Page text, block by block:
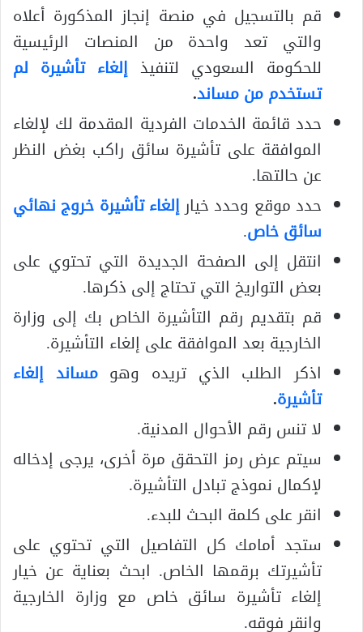
قم بالتسجيل في منصة إنجاز المذكورة أعلاه
والتي تعد واحدة من المنصات الرئيسية
للحكومة السعودي لتنفيذ إلغاء تأشيرة لم
تستخدم من مساند.
حدد قائمة الخدمات الفردية المقدمة لك لإلغاء
الموافقة على تأشيرة سائق راكب بغض النظر
عن حالتها.
حدد موقع وحدد خيار إلغاء تأشيرة خروج نهائي
سائق خاص.
انتقل إلى الصفحة الجديدة التي تحتوي على
بعض التواريخ التي تحتاج إلى ذكرها.
قم بتقديم رقم التأشيرة الخاص بك إلى وزارة
الخارجية بعد الموافقة على إلغاء التأشيرة.
اذكر الطلب الذي تريده وهومساند إلغاء
تأشيرة.
لا تنس رقم الأحوال المدنية.
سيتم عرض رمز التحقق مرة أخرى، يرجى إدخاله
لإكمال نموذج تبادل التأشيرة.
انقر على كلمة البحث للبدء.
ستجد أمامك كل التفاصيل التي تحتوي على
تأشيرتك برقمها الخاص. ابحث بعناية عن خيار
إلغاء تأشيرة سائق خاص مع وزارة الخارجية
وانقر فوقه.